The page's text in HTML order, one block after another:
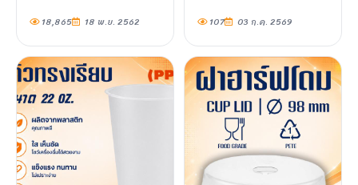
18,865 18 พ.ย. 2562 107 03 ก.ค. 2569